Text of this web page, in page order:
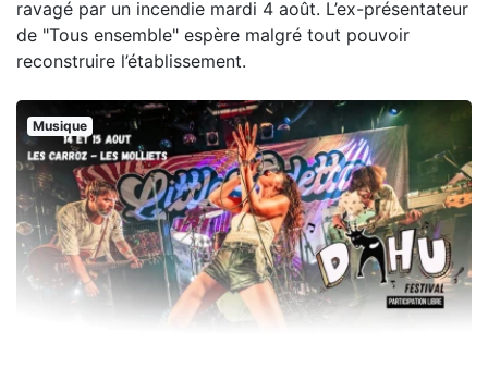
ravagé par un incendie mardi 4 août. L’ex-présentateur
de "Tous ensemble" espère malgré tout pouvoir
reconstruire l’établissement.
Musique